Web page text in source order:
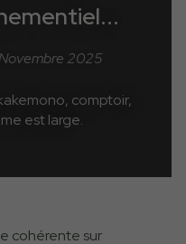
2025
comptoir,
est large.
cohérente sur